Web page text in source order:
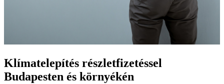
Klímatelepítés részletfizetéssel
Budapesten és környékén